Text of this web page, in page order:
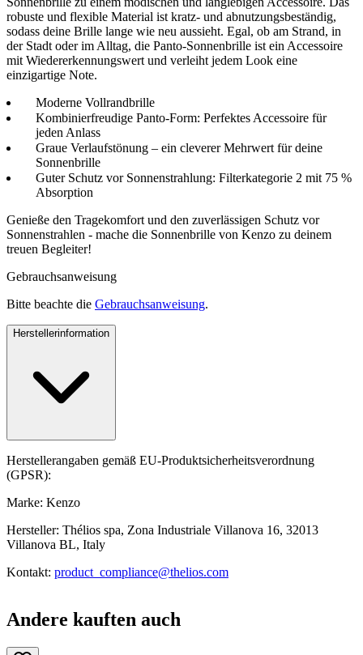
robuste und flexible Material ist kratz- und abnutzungsbeständig,
sodass deine Brille lange wie neu aussieht. Egal, ob am Strand, in
der Stadt oder im Alltag, die Panto-Sonnenbrille ist ein Accessoire
mit Wiedererkennungswert und verleiht jedem Look eine
einzigartige Note.
Moderne Vollrandbrille
Kombinierfreudige Panto-Form: Perfektes Accessoire für
jeden Anlass
Graue Verlaufstönung – ein cleverer Mehrwert für deine
Sonnenbrille
Guter Schutz vor Sonnenstrahlung: Filterkategorie 2 mit 75 %
Absorption
Genieße den Tragekomfort und den zuverlässigen Schutz vor
Sonnenstrahlen - mache die Sonnenbrille von Kenzo zu deinem
treuen Begleiter!
Gebrauchsanweisung
Bitte beachte die Gebrauchsanweisung.
Herstellerinformation
Herstellerangaben gemäß EU-Produktsicherheitsverordnung
(GPSR):
Marke: Kenzo
Hersteller: Thélios spa, Zona Industriale Villanova 16, 32013
Villanova BL, Italy
Kontakt: product_compliance@thelios.com
Andere kauften auch